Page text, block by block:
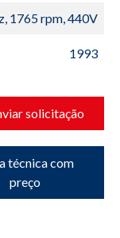
1765 rpm, 440V
1993
solicitação
técnica com
preço